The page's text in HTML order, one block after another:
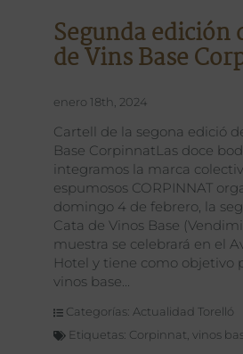
Segunda edición
de Vins Base
enero 18th, 2024
Cartell de la segona edició
Base CorpinnatLas doce
integramos la marca
espumosos CORPINNAT
domingo 4 de febrero, la
Cata de Vinos Base
muestra se celebrará en el
Hotel y tiene como objetivo
vinos base
Categorías: Actualidad Torelló
Etiquetas: Corpinnat vinos